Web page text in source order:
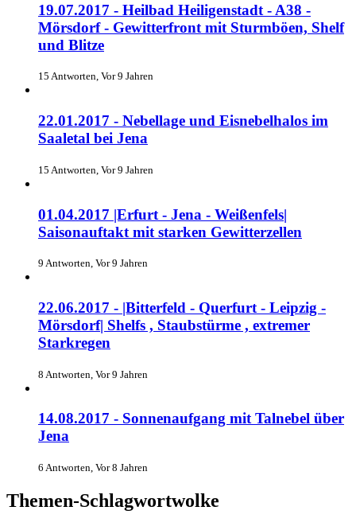
19.07.2017 - Heilbad Heiligenstadt - A38 -
Mörsdorf - Gewitterfront mit Sturmböen, Shelf
und Blitze
15 Antworten, Vor 9 Jahren
22.01.2017 - Nebellage und Eisnebelhalos im
Saaletal bei Jena
15 Antworten, Vor 9 Jahren
01.04.2017 |Erfurt - Jena - Weißenfels|
Saisonauftakt mit starken Gewitterzellen
9 Antworten, Vor 9 Jahren
22.06.2017 - |Bitterfeld - Querfurt - Leipzig -
Mörsdorf| Shelfs , Staubstürme , extremer
Starkregen
8 Antworten, Vor 9 Jahren
14.08.2017 - Sonnenaufgang mit Talnebel über
Jena
6 Antworten, Vor 8 Jahren
Themen-Schlagwortwolke